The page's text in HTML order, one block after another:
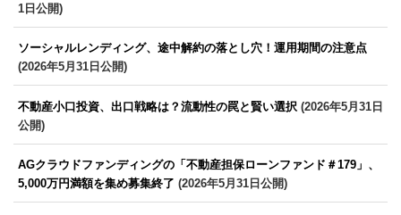
1日公開)
ソーシャルレンディング、途中解約の落とし穴！運用期間の注意点
(2026年5月31日公開)
不動産小口投資、出口戦略は？流動性の罠と賢い選択 (2026年5月31日
公開)
AGクラウドファンディングの「不動産担保ローンファンド＃179」、
5,000万円満額を集め募集終了 (2026年5月31日公開)